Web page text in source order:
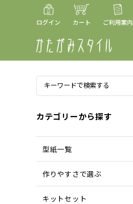
ログイン カート ご利用案内
カテゴリーから探す
型紙一覧
作りやすさで選ぶ
キットセット